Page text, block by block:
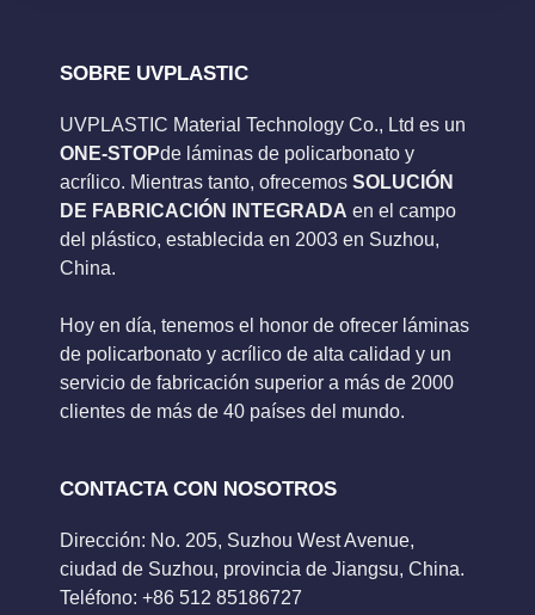
SOBRE UVPLASTIC
UVPLASTIC Material Technology Co., Ltd es un
ONE-STOPde láminas de policarbonato y
acrílico. Mientras tanto, ofrecemos SOLUCIÓN
DE FABRICACIÓN INTEGRADA en el campo
del plástico, establecida en 2003 en Suzhou,
China.
Hoy en día, tenemos el honor de ofrecer láminas
de policarbonato y acrílico de alta calidad y un
servicio de fabricación superior a más de 2000
clientes de más de 40 países del mundo.
CONTACTA CON NOSOTROS
Dirección: No. 205, Suzhou West Avenue,
ciudad de Suzhou, provincia de Jiangsu, China.
Teléfono: +86 512 85186727